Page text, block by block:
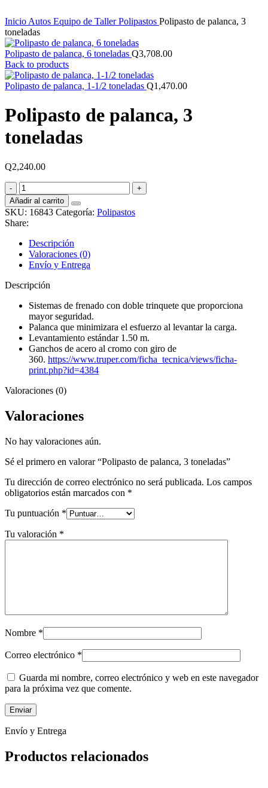
Inicio Autos Equipo de TallerPolipastos Polipasto de palanca, 3
toneladas
Polipasto de palanca, 6 toneladas Q3,708.00
Back to products
Polipasto de palanca, 1-1/2 toneladas Q1,470.00
Polipasto de palanca, 3
toneladas
Q2,240.00
Polipasto
de
palanca,
3
toneladas
cantidad
Añadir al carrito
SKU: 16843 Categoría: Polipastos
Share:
Descripción
Valoraciones (0)
Envío y Entrega
Descripción
Sistemas de frenado con doble trinquete que proporciona
mayor seguridad.
Palanca que minimizara el esfuerzo al levantar la carga.
Levantamiento estándar 1.50 m.
Ganchos de acero al cromo con giro de
360. https://www.truper.com/ficha_tecnica/views/ficha-
print.php?id=4384
Valoraciones (0)
Valoraciones
No hay valoraciones aún.
Sé el primero en valorar “Polipasto de palanca, 3 toneladas”
Tu dirección de correo electrónico no será publicada. Los campos
obligatorios están marcados con *
Tu puntuación *
Tu valoración *
Nombre *
Correo electrónico *
Guarda mi nombre, correo electrónico y web en este navegador
para la próxima vez que comente.
Envío y Entrega
Productos relacionados